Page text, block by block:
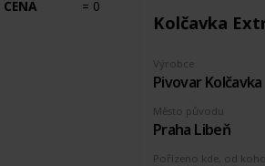
CENA
= 0
Kolčavka
Výrobce
Pivovar Kolčavka
Pořízeno kde, od koho
Město původu
Praha Libeň